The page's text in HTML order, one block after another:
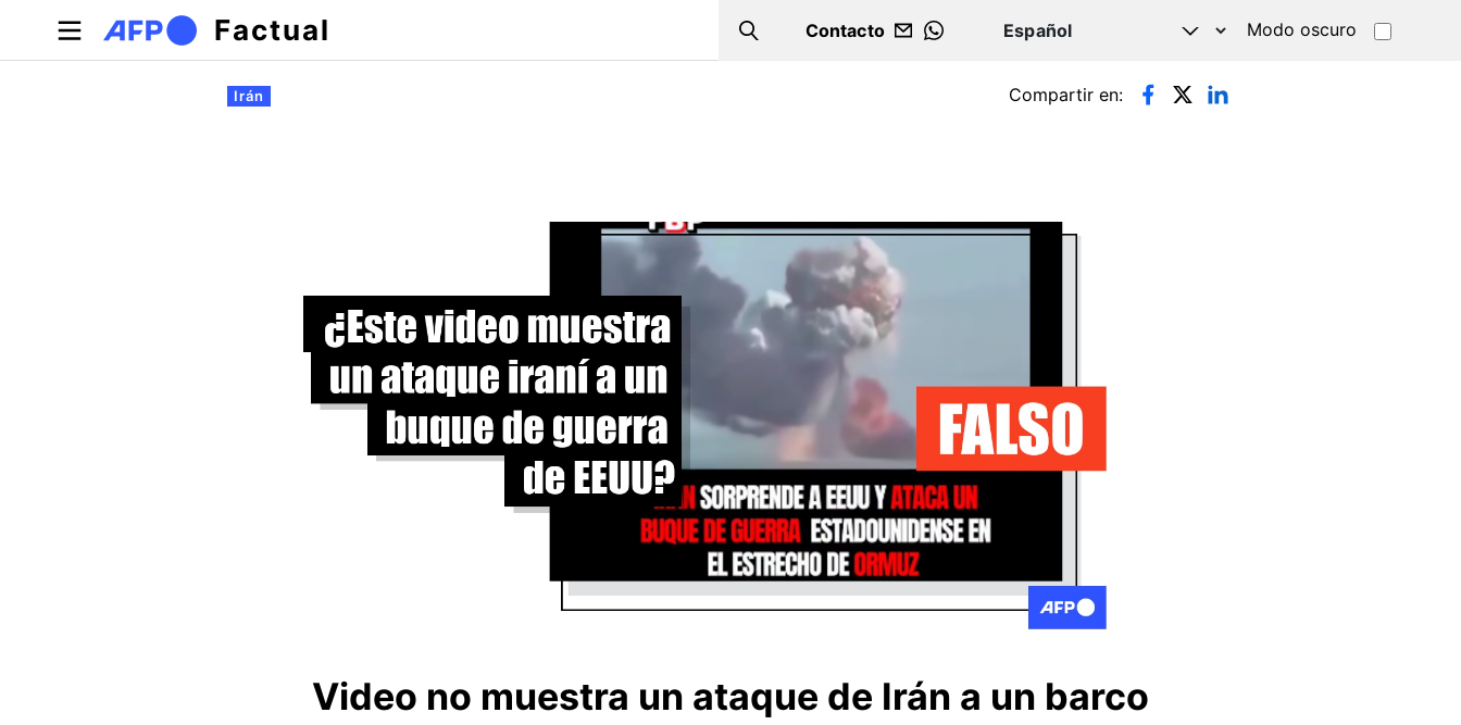
Pasar al contenido principal
Factual Search
Contacto
WHATSAPP
Modo oscuro
Solapas principales
Irán Compartir en:
Video no muestra un ataque de Irán a un barco